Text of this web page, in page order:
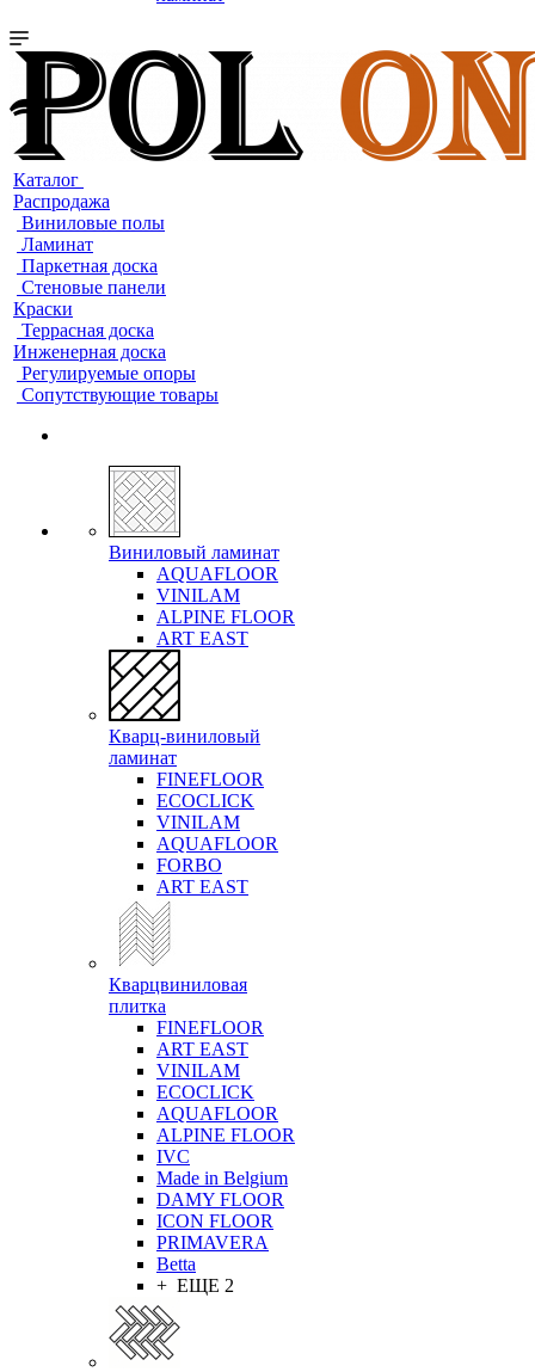
Каталог
Распродажа
Виниловые полы
Ламинат
Паркетная доска
Стеновые панели
Краски
Террасная доска
Инженерная доска
Регулируемые опоры
Сопутствующие товары
Виниловый ламинат
AQUAFLOOR
VINILAM
ALPINE FLOOR
ART EAST
Кварц-виниловый
ламинат
FINEFLOOR
ECOCLICK
VINILAM
AQUAFLOOR
FORBO
ART EAST
Кварцвиниловая
плитка
FINEFLOOR
ART EAST
VINILAM
ECOCLICK
AQUAFLOOR
ALPINE FLOOR
IVC
Made in Belgium
DAMY FLOOR
ICON FLOOR
PRIMAVERA
Betta
+ ЕЩЕ 2